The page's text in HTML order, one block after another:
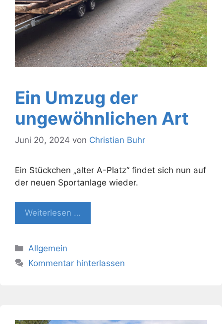
Ein Umzug der
ungewöhnlichen Art
Juni 20, 2024 von Christian Buhr
Ein Stückchen „alter A-Platz“ findet sich nun auf
der neuen Sportanlage wieder.
Weiterlesen …
Kategorien
Allgemein
Kommentar hinterlassen